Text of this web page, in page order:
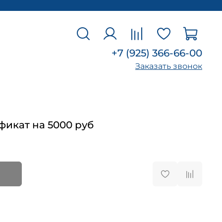
+7 (925) 366-66-00
Заказать звонок
на 5000 руб